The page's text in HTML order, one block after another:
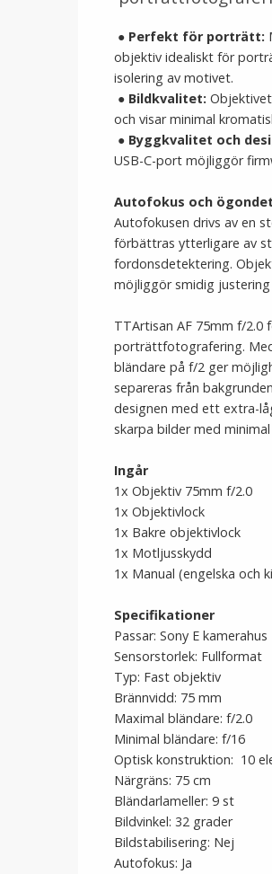
● Perfekt för porträtt:
objektiv idealiskt för
isolering av motivet.
● Bildkvalitet:
och visar minimal
● Byggkvalitet och
USB-C-port möjliggör
Autofokus och
Autofokusen drivs av en
förbättras ytterligare av
fordonsdetektering.
möjliggör smidig
TTArtisan AF 75mm f/
porträttfotografering.
bländare på f/2 ger
separeras från
designen med ett extra-
skarpa bilder med
Ingår
1x Objektiv 75mm f/2.0
1x Objektivlock
1x Bakre objektivlock
1x Motljusskydd
1x Manual (engelska och
Specifikationer
Passar: Sony E kamerahus
Sensorstorlek: Fullformat
Typ: Fast objektiv
Brännvidd: 75 mm
Maximal bländare: f/2.0
Minimal bländare: f/16
Optisk konstruktion: 10
Närgräns: 75 cm
Bländarlameller: 9 st
Bildvinkel: 32 grader
Bildstabilisering: Nej
Autofokus: Ja